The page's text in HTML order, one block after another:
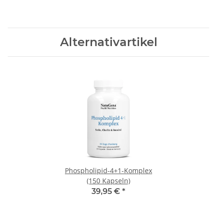
Alternativartikel
Phospholipid-4+1-Komplex
(150 Kapseln)
39,95 € *